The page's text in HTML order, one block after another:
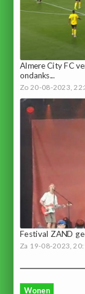
Almere City FC
ondanks...
Zo 20-08-2023,
Festival ZAND
Za 19-08-2023,
Wonen